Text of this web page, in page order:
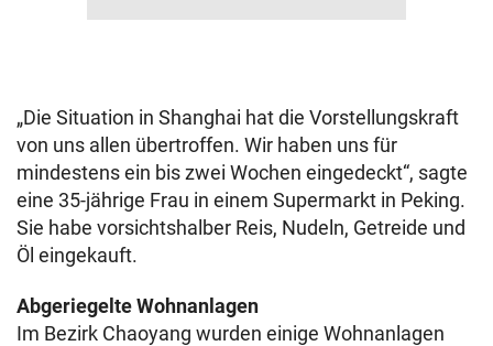
„Die Situation in Shanghai hat die Vorstellungskraft
von uns allen übertroffen. Wir haben uns für
mindestens ein bis zwei Wochen eingedeckt“, sagte
eine 35-jährige Frau in einem Supermarkt in Peking.
Sie habe vorsichtshalber Reis, Nudeln, Getreide und
Öl eingekauft.
Abgeriegelte Wohnanlagen
Im Bezirk Chaoyang wurden einige Wohnanlagen